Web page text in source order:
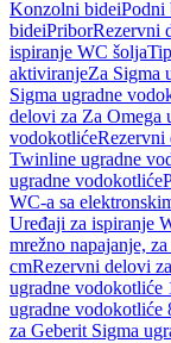
Konzolni bideiPodni
bideiPriborRezervni
ispiranje WC šolja
aktiviranjeZa Sigma
Sigma ugradne
delovi za Za Omega
vodokotlićeRezervni
Twinline ugradne
ugradne vodokotliće
WC-a sa
Uređaji za ispiranje
mrežno napajanje,
cmRezervni delovi
ugradne vodokotliće
ugradne vodokotliće
za Geberit Sigma